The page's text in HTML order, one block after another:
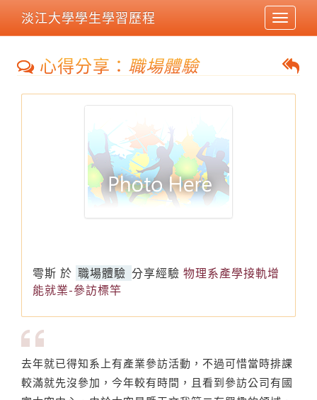
Toggle
淡江大學學生學習歷程
心得分享： 職場體驗
雩斯 於 職場體驗 分享經驗 物理系產學接軌增
能就業-參訪標竿
去年就已得知系上有產業參訪活動，不過可惜當時排課
較滿就先沒參加，今年較有時間，且看到參訪公司有國